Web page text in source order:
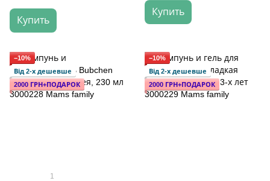
Купить
Купить
−10%
Від 2-х дешевше
2000 ГРН+ПОДАРОК
1
−10%
Від 2-х дешевше
2000 ГРН+ПОДАРОК